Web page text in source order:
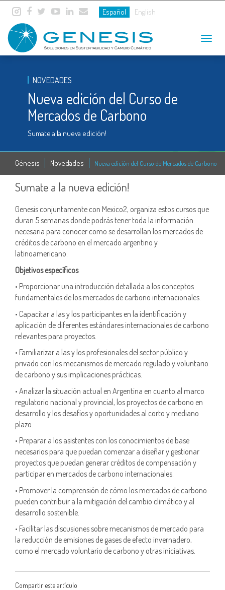
Español English
Toggle
NOVEDADES
Nueva edición del Curso de
Mercados de Carbono
Sumate a la nueva edición!
Génesis Novedades Nueva edición del Curso de Mercados de Carbono
Sumate a la nueva edición!
Genesis conjuntamente con Mexico2, organiza estos cursos que
duran 5 semanas donde podrás tener toda la información
necesaria para conocer como se desarrollan los mercados de
créditos de carbono en el mercado argentino y
latinoamericano.
Objetivos específicos
• Proporcionar una introducción detallada a los conceptos
fundamentales de los mercados de carbono internacionales.
• Capacitar a las y los participantes en la identificación y
aplicación de diferentes estándares internacionales de carbono
relevantes para proyectos.
• Familiarizar a las y los profesionales del sector público y
privado con los mecanismos de mercado regulado y voluntario
de carbono y sus implicaciones prácticas.
• Analizar la situación actual en Argentina en cuanto al marco
regulatorio nacional y provincial, los proyectos de carbono en
desarrollo y los desafíos y oportunidades al corto y mediano
plazo.
• Preparar a los asistentes con los conocimientos de base
necesarios para que puedan comenzar a diseñar y gestionar
proyectos que puedan generar créditos de compensación y
participar en mercados de carbono internacionales.
• Promover la comprensión de cómo los mercados de carbono
pueden contribuir a la mitigación del cambio climático y al
desarrollo sostenible.
• Facilitar las discusiones sobre mecanismos de mercado para
la reducción de emisiones de gases de efecto invernadero,
como el mercado voluntario de carbono y otras iniciativas.
Compartir este artículo